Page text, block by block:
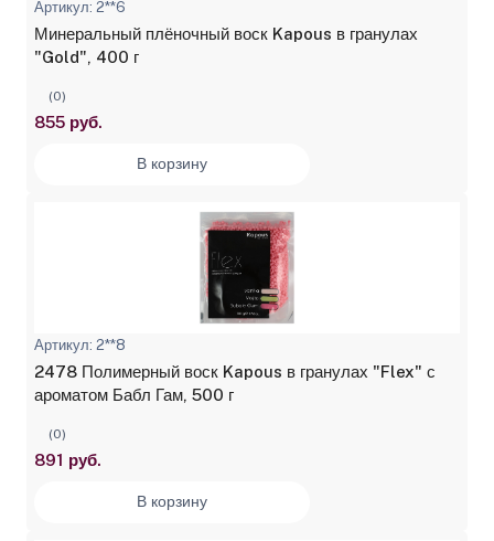
Артикул: 2**6
Минеральный плёночный воск Kapous в гранулах
"Gold", 400 г
(0)
855 руб.
В корзину
Артикул: 2**8
2478 Полимерный воск Kapous в гранулах "Flex" с
ароматом Бабл Гам, 500 г
(0)
891 руб.
В корзину